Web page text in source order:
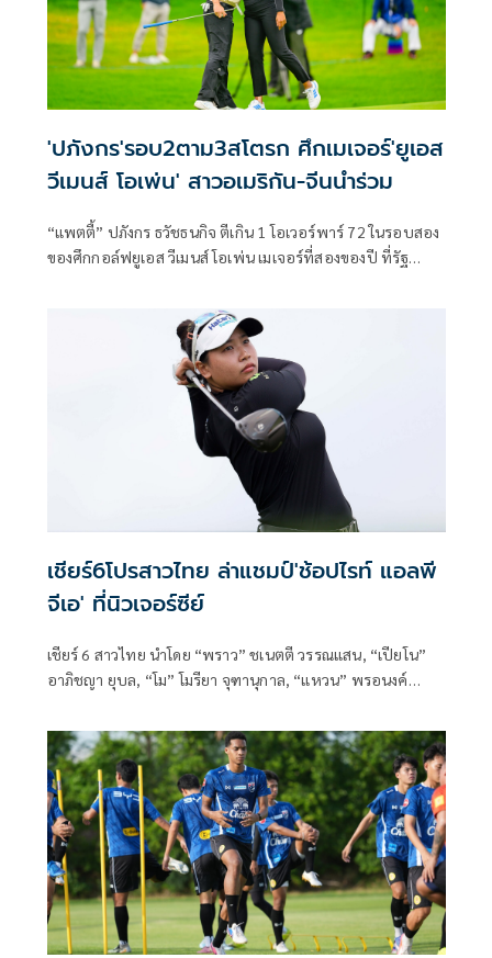
'ปภังกร'รอบ2ตาม3สโตรก ศึกเมเจอร์'ยูเอส
วีเมนส์ โอเพ่น' สาวอเมริกัน-จีนนำร่วม
“แพตตี้” ปภังกร ธวัชธนกิจ ตีเกิน 1 โอเวอร์พาร์ 72 ในรอบสอง
ของศึกกอล์ฟยูเอส วีเมนส์ โอเพ่น เมเจอร์ที่สองของปี ที่รัฐ
2569 สกอร์รวมสองวัน 1 อันเดอร์พาร์ 141 รั้งอันดับ 13 ร่วม
ตามหลัง อลิสัน รี จากสหรัฐ และ หยิน ยัวหนิง จากจีนสองผู้นำ
ร่วมอยู่ 3 สโตรก ขณะที่ “จีโน่” อาฒยา ฐิติกุล มือ 2 ของโลก
สกอร์รวมอีเวนพาร์ รั้งอันดับ 17 ร่วม ตามหลังผู้นำ 4 สโตรก
เชียร์6โปรสาวไทย ล่าแชมป์'ช้อปไรท์ แอลพี
จีเอ' ที่นิวเจอร์ซีย์
เชียร์ 6 สาวไทย นำโดย “พราว” ชเนตตี วรรณแสน, “เปียโน”
อาภิชญา ยุบล, “โม” โมรียา จุฑานุกาล, “แหวน” พรอนงค์
ล่าแชมป์ศึกกอล์ฟหญิงแอลพีจีเอ รายการ “ช้อปไรท์ แอลพีจี
เอ” ที่รัฐนิวเจอร์ซีย์ ประเทศสหรัฐอเมริกา ระหว่างวันที่ 29-31
พฤษภาคมนี้ ชิงเงินรางวัลรวม 2 ล้านดอลลาร์สหรัฐ หรือราว
65.3 ล้านบาท ประชันวงสวิงกับยอดโปรสาวระดับโลก